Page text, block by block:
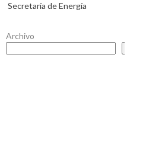
Secretaría de Energía
Archivo